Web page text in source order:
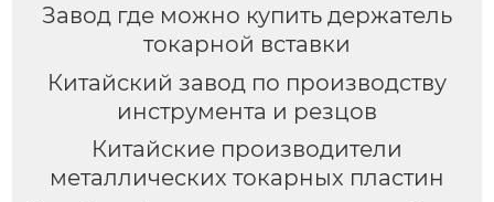
Завод где можно купить держатель
токарной вставки
Китайский завод по производству
инструмента и резцов
Китайские производители
металлических токарных пластин